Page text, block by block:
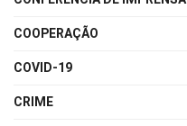
COOPERAÇÃO
COVID-19
CRIME